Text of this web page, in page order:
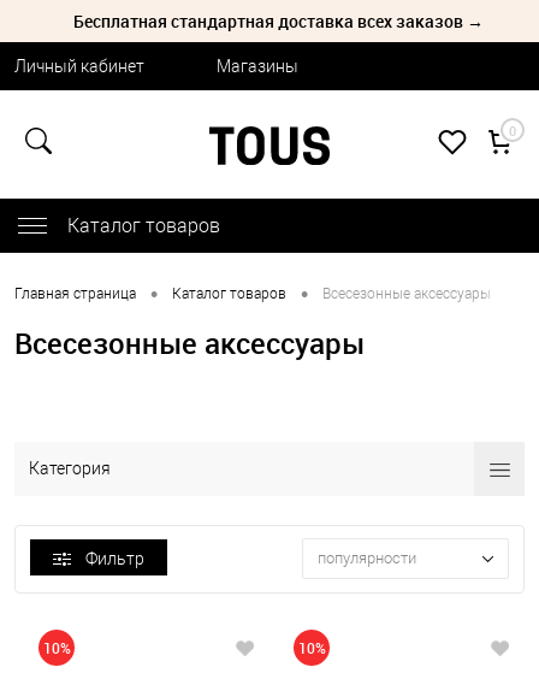
Бесплатная стандартная доставка всех заказов →
Личный кабинет Магазины
0
Каталог товаров
Главная страница • Каталог товаров • Всесезонные аксессуары
Всесезонные аксессуары
Категория
Фильтр популярности
10% 10%